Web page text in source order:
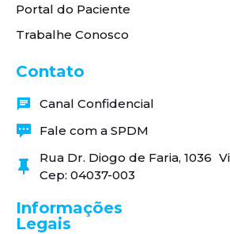
Portal do Paciente
Trabalhe Conosco
Contato
Canal Confidencial
Fale com a SPDM
Rua Dr. Diogo de Faria, 1036
Cep: 04037-003
Informações
Legais